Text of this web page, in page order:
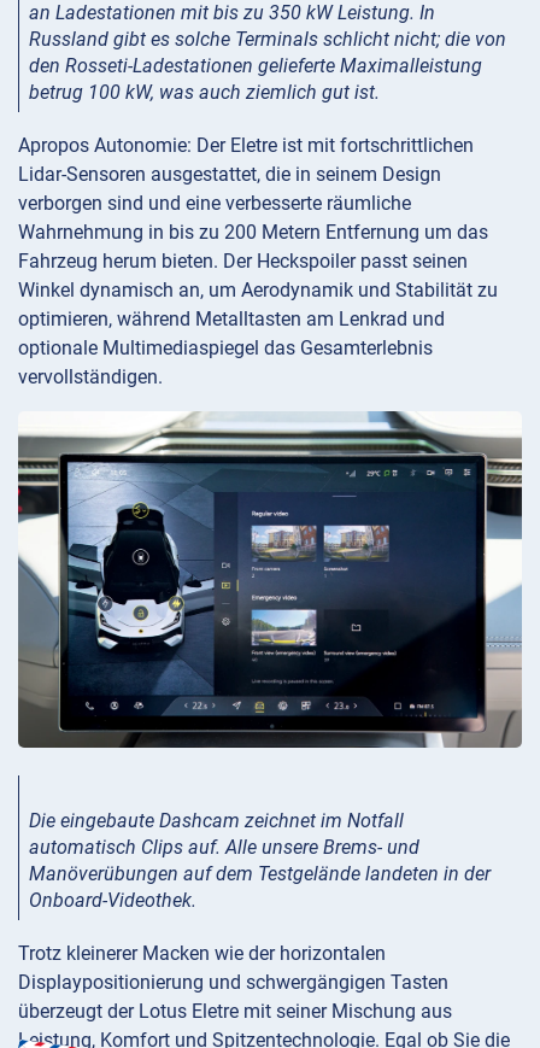
an Ladestationen mit bis zu 350 kW Leistung. In
Russland gibt es solche Terminals schlicht nicht; die von
den Rosseti-Ladestationen gelieferte Maximalleistung
betrug 100 kW, was auch ziemlich gut ist.
Apropos Autonomie: Der Eletre ist mit fortschrittlichen
Lidar-Sensoren ausgestattet, die in seinem Design
verborgen sind und eine verbesserte räumliche
Wahrnehmung in bis zu 200 Metern Entfernung um das
Fahrzeug herum bieten. Der Heckspoiler passt seinen
Winkel dynamisch an, um Aerodynamik und Stabilität zu
optimieren, während Metalltasten am Lenkrad und
optionale Multimediaspiegel das Gesamterlebnis
vervollständigen.
Die eingebaute Dashcam zeichnet im Notfall
automatisch Clips auf. Alle unsere Brems- und
Manöverübungen auf dem Testgelände landeten in der
Onboard-Videothek.
Trotz kleinerer Macken wie der horizontalen
Displaypositionierung und schwergängigen Tasten
überzeugt der Lotus Eletre mit seiner Mischung aus
Leistung, Komfort und Spitzentechnologie. Egal ob Sie die